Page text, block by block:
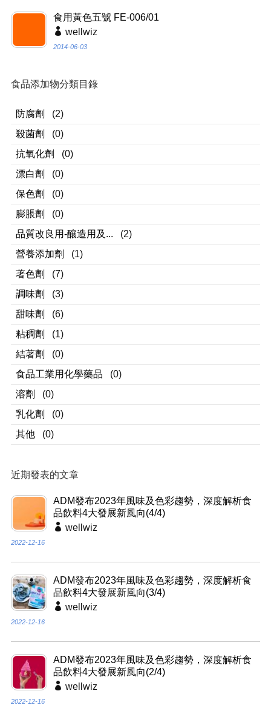
食用黃色五號 FE-006/01
wellwiz
2014-06-03
食品添加物分類目錄
防腐劑
(2)
殺菌劑
(0)
抗氧化劑
(0)
漂白劑
(0)
保色劑
(0)
膨脹劑
(0)
品質改良用-釀造用及...
(2)
營養添加劑
(1)
著色劑
(7)
調味劑
(3)
甜味劑
(6)
粘稠劑
(1)
結著劑
(0)
食品工業用化學藥品
(0)
溶劑
(0)
乳化劑
(0)
其他
(0)
近期發表的文章
ADM發布2023年風味及色彩趨勢，深度解析食
品飲料4大發展新風向(4/4)
wellwiz
2022-12-16
ADM發布2023年風味及色彩趨勢，深度解析食
品飲料4大發展新風向(3/4)
wellwiz
2022-12-16
ADM發布2023年風味及色彩趨勢，深度解析食
品飲料4大發展新風向(2/4)
wellwiz
2022-12-16